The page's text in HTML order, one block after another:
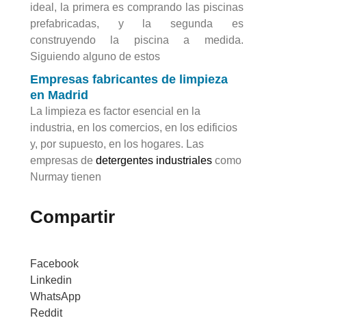
ideal, la primera es comprando las piscinas
prefabricadas, y la segunda es
construyendo la piscina a medida.
Siguiendo alguno de estos
Empresas fabricantes de limpieza
en Madrid
La limpieza es factor esencial en la
industria, en los comercios, en los edificios
y, por supuesto, en los hogares. Las
empresas de detergentes industriales como
Nurmay tienen
Compartir
Facebook
Linkedin
WhatsApp
Reddit